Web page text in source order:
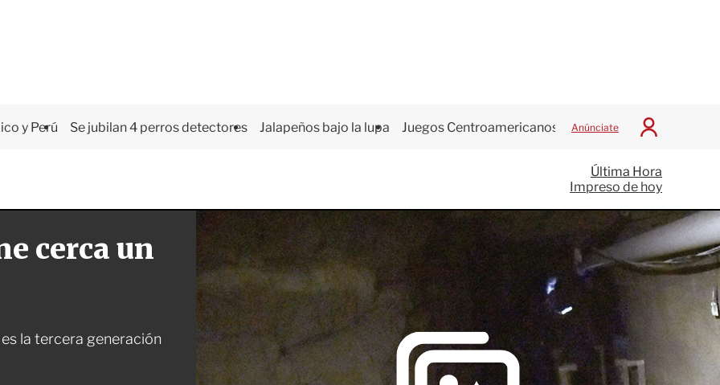
y Perú Se jubilan 4 perros detectores Jalapeños bajo la lupa Juegos Centroamericanos Anúnciate
I
c
i
a
r
S
e
s
Última Hora
Impreso de hoy
cerca un
la tercera generación